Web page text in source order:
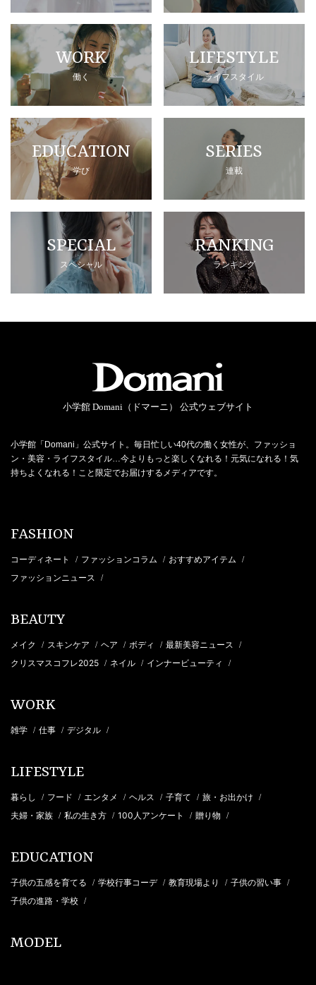
WORK
働く
LIFESTYLE
ライフスタイル
EDUCATION
学び
SERIES
連載
SPECIAL
スペシャル
RANKING
ランキング
小学館 Domani（ドマーニ） 公式ウェブサイト
小学館「Domani」公式サイト。毎日忙しい40代の働く女性が、ファッショ
ン・美容・ライフスタイル…今よりもっと楽しくなれる！元気になれる！気
持ちよくなれる！こと限定でお届けするメディアです。
FASHION
コーディネート / ファッションコラム / おすすめアイテム /
ファッションニュース /
BEAUTY
メイク / スキンケア / ヘア / ボディ / 最新美容ニュース /
クリスマスコフレ2025 / ネイル / インナービューティ /
WORK
雑学 / 仕事 / デジタル /
LIFESTYLE
暮らし / フード / エンタメ / ヘルス / 子育て / 旅・お出かけ /
夫婦・家族 / 私の生き方 / 100人アンケート / 贈り物 /
EDUCATION
子供の五感を育てる / 学校行事コーデ / 教育現場より / 子供の習い事 /
子供の進路・学校 /
MODEL